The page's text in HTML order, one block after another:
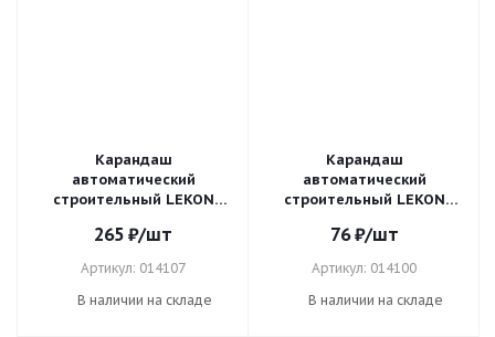
Карандаш
автоматический
строительный LEKON
станцией стержень 2,8мм
Черный 014107
265 ₽/шт
Артикул: 014107
В наличии на складе
Карандаш
автоматический
строительный LEKON
0,9*1,8мм,черный 014100
76₽/шт
Артикул: 014100
В наличии на складе